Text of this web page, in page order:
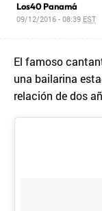
Los40 Panamá
09/12/2016 - 08:39 EST
El famoso
una bailarina
relación de dos